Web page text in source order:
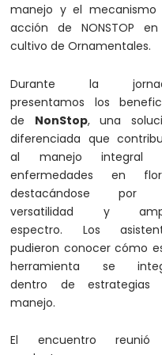
manejo y el mecanismo
acción de NONSTOP
cultivo de Ornamentales.
Durante la
presentamos los
de NonStop, una
diferenciada que
al manejo integral
enfermedades en
destacándose por
versatilidad y
espectro. Los
pudieron conocer cómo
herramienta se
dentro de estrategias
manejo.
El encuentro